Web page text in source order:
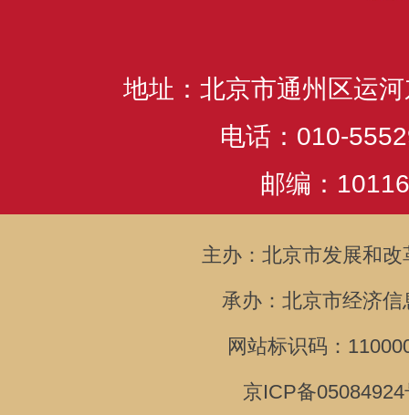
地址：北京市通州区运
电话：010-
邮编：
主办：北京市发展和改
承办：北京市经济信
网站标识码：
京ICP备